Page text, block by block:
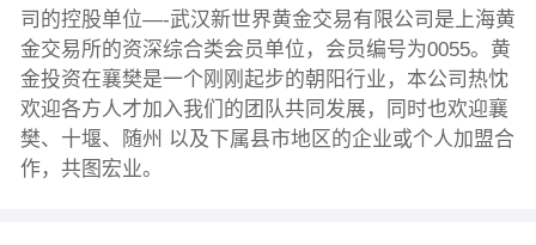
司的控股单位—-武汉新世界黄金交易有限公司是上海黄
金交易所的资深综合类会员单位，会员编号为0055。黄
金投资在襄樊是一个刚刚起步的朝阳行业，本公司热忱
欢迎各方人才加入我们的团队共同发展，同时也欢迎襄
樊、十堰、随州 以及下属县市地区的企业或个人加盟合
作，共图宏业。